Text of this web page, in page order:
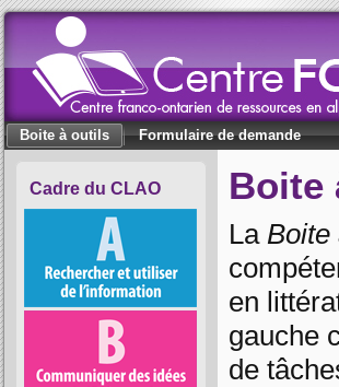
Boite à outils Formulaire de demande
Cadre du CLAO Boite
La Boite
en
gauche
de